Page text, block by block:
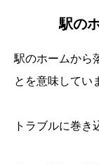
駅の
駅のホームから
とを意味してい
トラブルに巻き